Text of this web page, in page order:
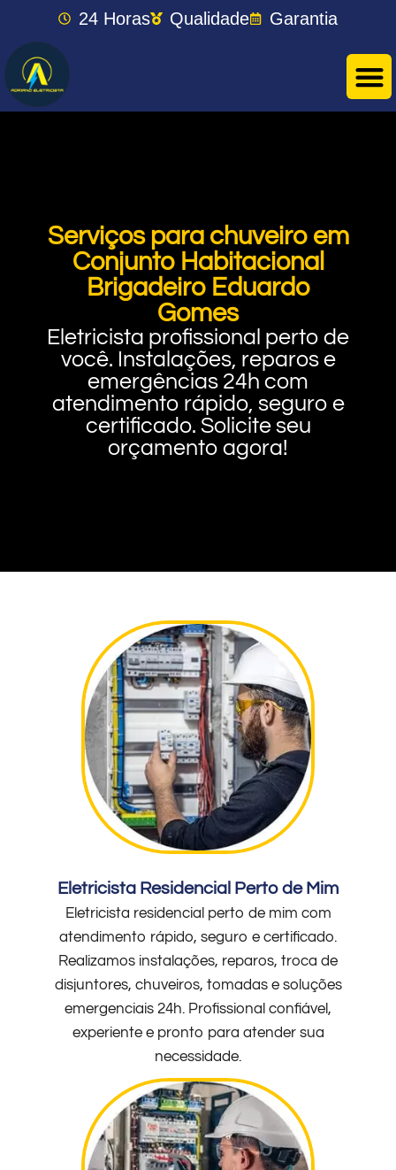
24 Horas Qualidade Garantia
Serviços para chuveiro em
Conjunto Habitacional
Brigadeiro Eduardo
Gomes
Eletricista profissional perto de
você. Instalações, reparos e
emergências 24h com
atendimento rápido, seguro e
certificado. Solicite seu
orçamento agora!
Eletricista Residencial Perto de Mim
Eletricista residencial perto de mim com
atendimento rápido, seguro e certificado.
Realizamos instalações, reparos, troca de
disjuntores, chuveiros, tomadas e soluções
emergenciais 24h. Profissional confiável,
experiente e pronto para atender sua
necessidade.